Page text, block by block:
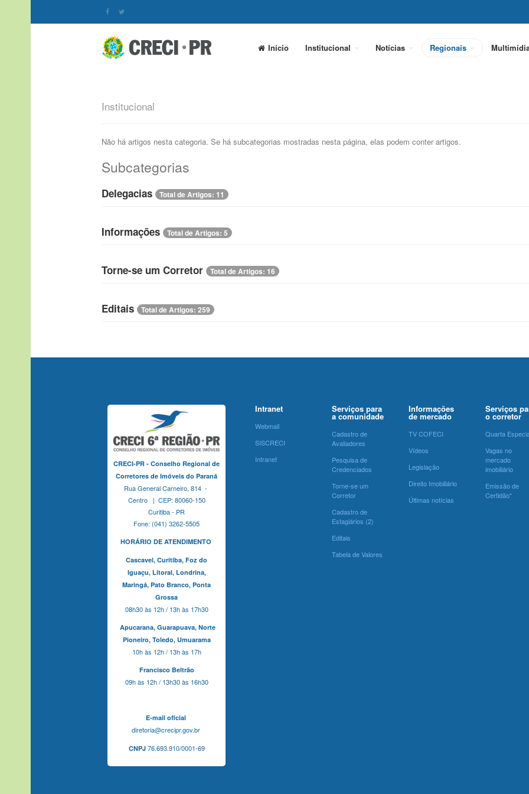
Início Institucional Notícias Regionais
Institucional
Não há artigos nesta categoria. Se há subcategorias mostradas nesta página, elas podem conter artigos.
Subcategorias
Delegacias Total de Artigos: 11
Informações Total de Artigos: 5
Torne-se um Corretor Total de Artigos: 16
Editais Total de Artigos: 259
CRECI-PR - Conselho Regional de
Corretores de Imóveis do Paraná
Rua General Carneiro, 814 -
Centro | CEP: 80060-150
Curitiba - PR
Fone: (041) 3262-5505
HORÁRIO DE ATENDIMENTO
Cascavel, Curitiba, Foz do
Iguaçu, Litoral, Londrina,
Maringá, Pato Branco, Ponta
Grossa
08h30 às 12h / 13h às 17h30
Apucarana, Guarapuava, Norte
Pioneiro, Toledo, Umuarama
10h às 12h / 13h às 17h
Francisco Beltrão
09h às 12h / 13h30 às 16h30
E-mail oficial
diretoria@crecipr.gov.br
CNPJ76.693.910/0001-69
Intranet
Webmail
SISCRECI
Intranet
Serviços para
a comunidade
Cadastro de
Avaliadores
Pesquisa de
Credenciados
Torne-se um
Corretor
Cadastro de
Estagiários (2)
Editais
Tabela de Valores
Informações
de mercado
TV COFECI
Vídeos
Legislação
Direito Imobiliário
Últimas notícias
Serviços
o corretor
Quarta
Vagas no
mercado
imobiliário
Emissão de
Certidão*